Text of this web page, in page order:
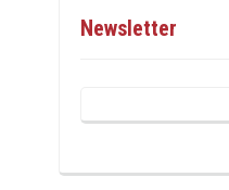
Newsletter